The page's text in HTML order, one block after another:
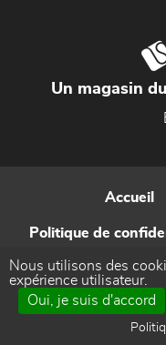
Un magasin
Accueil
Politique de
Nous utilisons des
expérience utilisateur.
Oui, je suis d'accord